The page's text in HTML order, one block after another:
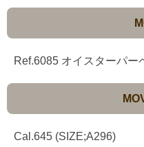
Ref.6085 オイスターパー
Cal.645 (SIZE;A296)